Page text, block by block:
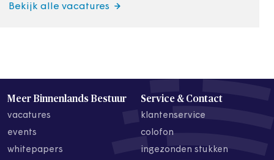
Bekijk alle vacatures
Meer Binnenlands Bestuur
vacatures
events
whitepapers
Service & Contact
klantenservice
colofon
ingezonden stukken